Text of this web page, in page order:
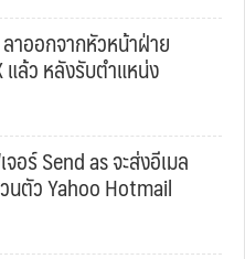
าออกจากหัวหน้าฝ่าย
ล้ว หลังรับตำแหน่ง
อร์ Send as จะส่งอีเมล
นตัว Yahoo Hotmail